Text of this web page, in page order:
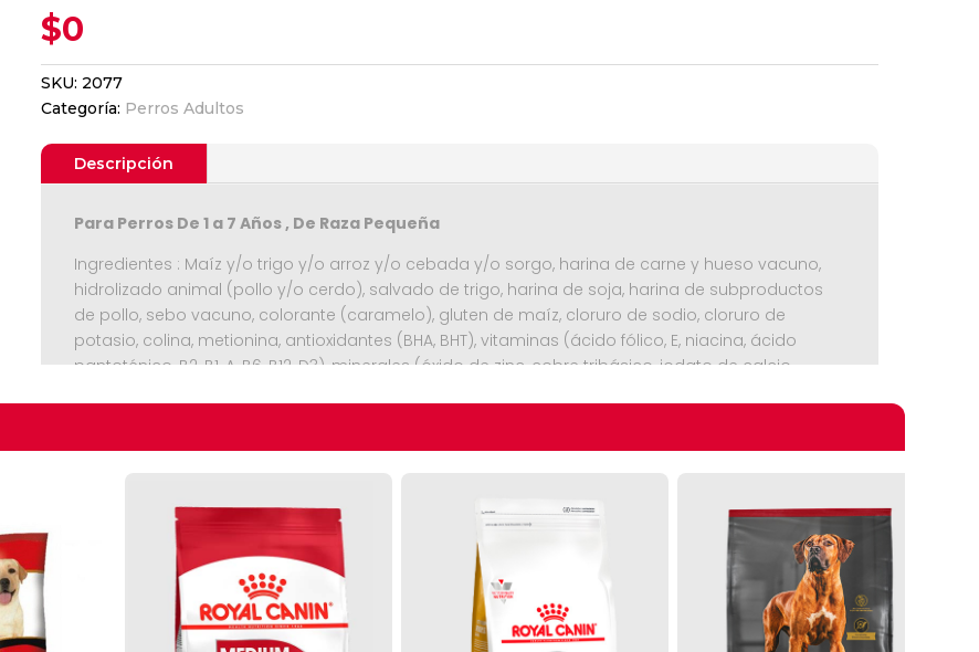
$0
SKU: 2077
Categoría: Perros Adultos
Descripción
Para Perros De 1 a 7 Años , De Raza Pequeña
Ingredientes : Maíz y/o trigo y/o arroz y/o cebada y/o sorgo, harina de carne y hueso vacuno,
hidrolizado animal (pollo y/o cerdo), salvado de trigo, harina de soja, harina de subproductos
de pollo, sebo vacuno, colorante (caramelo), gluten de maíz, cloruro de sodio, cloruro de
potasio, colina, metionina, antioxidantes (BHA, BHT), vitaminas (ácido fólico, E, niacina, ácido
pantoténico, B2, B1, A, B6, B12, D3), minerales (óxido de zinc, cobre tribásico, iodato de calcio,